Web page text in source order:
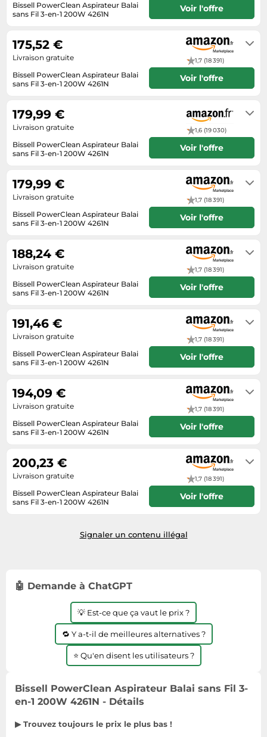
Taille-haies
Textiles de maison
Tondeuses
Tuyaux d'arrosage
Éclairage
Éviers
Informatique
Lave-linge
Machines à coudre
Montres connectées
Objectifs photo
Ordinateurs portables
Photo
Reflex numériques
Réfrigérateurs
Sèche-linge
Tablettes tactiles
Tondeuses cheveux & barbe
Téléphonie
Téléviseurs
Télévision & vidéo
Vélos
Vêtements de sport
Équipement outdoor
Bissell PowerClean Aspirateur Balai
sans Fil 3-en-1 200W 4261N
Voir l'offre
Bissell PowerClean Aspirateur Balai
sans Fil 3-en-1 200W 4261N
1,7 (18 391)
175,52 €
Livraison gratuite
Voir l'offre
Bissell PowerClean Aspirateur Balai
sans Fil 3-en-1 200W 4261N
1,6 (19 030)
179,99 €
Livraison gratuite
Voir l'offre
Bissell PowerClean Aspirateur Balai
sans Fil 3-en-1 200W 4261N
1,7 (18 391)
179,99 €
Livraison gratuite
Voir l'offre
Bissell PowerClean Aspirateur Balai
sans Fil 3-en-1 200W 4261N
1,7 (18 391)
188,24 €
Livraison gratuite
Voir l'offre
Bissell PowerClean Aspirateur Balai
sans Fil 3-en-1 200W 4261N
1,7 (18 391)
191,46 €
Livraison gratuite
Voir l'offre
Bissell PowerClean Aspirateur Balai
sans Fil 3-en-1 200W 4261N
1,7 (18 391)
194,09 €
Livraison gratuite
Voir l'offre
Bissell PowerClean Aspirateur Balai
sans Fil 3-en-1 200W 4261N
1,7 (18 391)
200,23 €
Livraison gratuite
Voir l'offre
Signaler un contenu illégal
🤖 Demande à ChatGPT
💡 Est-ce que ça vaut le prix ?
🔁 Y a-t-il de meilleures alternatives ?
⭐ Qu'en disent les utilisateurs ?
Bissell PowerClean Aspirateur Balai sans Fil 3-
en-1 200W 4261N - Détails
▶ Trouvez toujours le prix le plus bas !